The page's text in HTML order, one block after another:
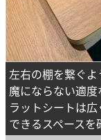
左右の棚を繋ぐ
魔にならない適
ラットシートは
できるスペースを